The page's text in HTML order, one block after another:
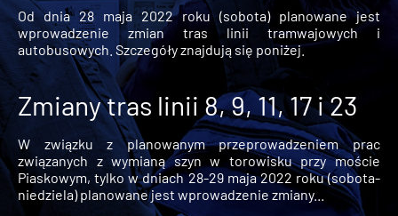
Od dnia 28 maja 2022 roku (sobota) planowane jest
wprowadzenie zmian tras linii tramwajowych i
autobusowych. Szczegóły znajdują się poniżej.
Zmiany tras linii 8, 9, 11, 17 i 23
W związku z planowanym przeprowadzeniem prac
związanych z wymianą szyn w torowisku przy moście
Piaskowym, tylko w dniach 28-29 maja 2022 roku (sobota-
niedziela) planowane jest wprowadzenie zmiany...